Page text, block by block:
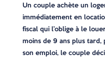
Un couple achète un
immédiatement en
fiscal qui l’oblige à le
moins de 9 ans plus tard,
son emploi, le couple